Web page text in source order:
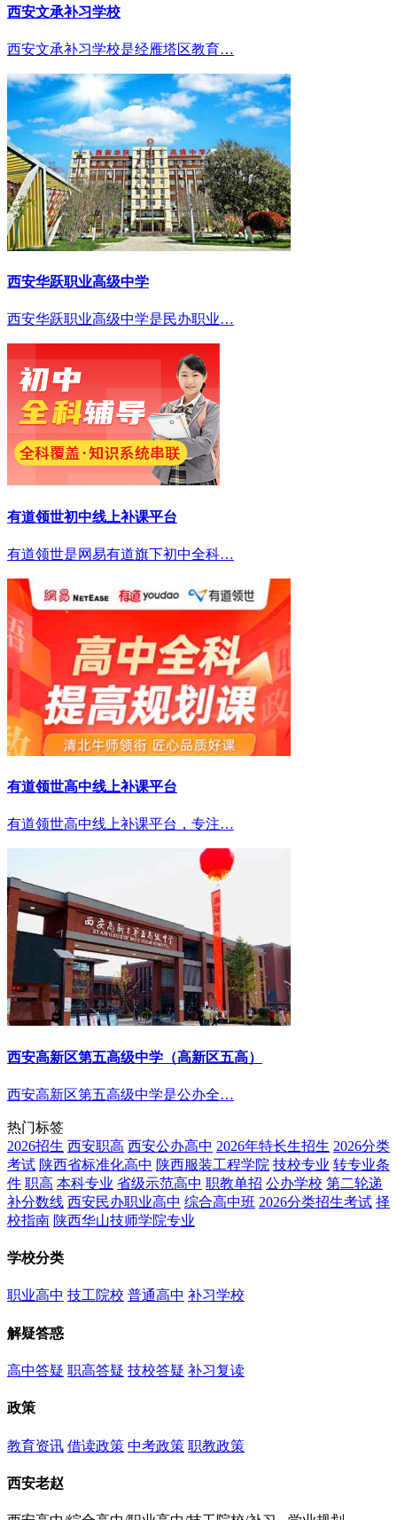
西安文承补习学校
西安文承补习学校是经雁塔区教育…
西安华跃职业高级中学
西安华跃职业高级中学是民办职业…
有道领世初中线上补课平台
有道领世是网易有道旗下初中全科…
有道领世高中线上补课平台
有道领世高中线上补课平台，专注…
西安高新区第五高级中学（高新区五高）
西安高新区第五高级中学是公办全…
热门标签
2026招生 西安职高 西安公办高中 2026年特长生招生 2026分类
考试 陕西省标准化高中 陕西服装工程学院 技校专业 转专业条
件 职高 本科专业 省级示范高中 职教单招 公办学校 第二轮递
补分数线 西安民办职业高中 综合高中班 2026分类招生考试 择
校指南 陕西华山技师学院专业
学校分类
职业高中 技工院校 普通高中 补习学校
解疑答惑
高中答疑 职高答疑 技校答疑 补习复读
政策
教育资讯 借读政策 中考政策 职教政策
西安老赵